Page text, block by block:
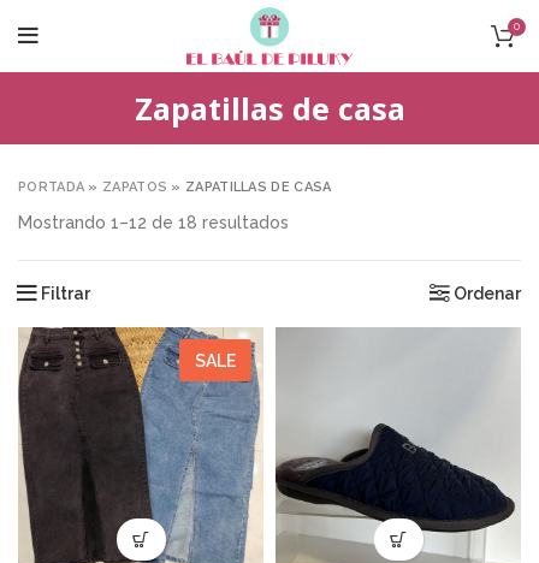
0
Zapatillas de casa
PORTADA » ZAPATOS » ZAPATILLAS DE CASA
Mostrando 1–12 de 18 resultados
Filtrar Ordenar
SALE